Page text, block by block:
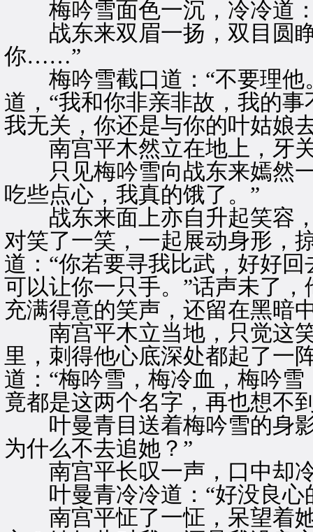
梅吟雪面色一沉，冷冷道：
战东来双眉一扬，双目圆睁
你……”
梅吟雪截口道：“不要理他
道，“我和你非亲非故，我的
我无关，你还是与你的叶姑娘
南宫平木然立在地上，牙
只见梅吟雪向战东来嫣然一
吃些点心，我真的饿了。”
战东来面上亦自升起笑容，
对笑了一笑，一起展动身形，
道：“你若要寻我比武，好好
可以让你一只手。”话声未了
充满得意的笑声，还留在黑暗
南宫平木立当地，只觉这笑
里，刺得他心底深处都起了一
道：“梅吟雪，梅冷血，梅吟
竟都是这两个名字，再也想不
叶曼青目送着梅吟雪的身影
为什么不去追她？”
南宫平长叹一声，口中却冷
叶曼青冷冷道：“好没良心
南宫平怔了一怔，呆望着她